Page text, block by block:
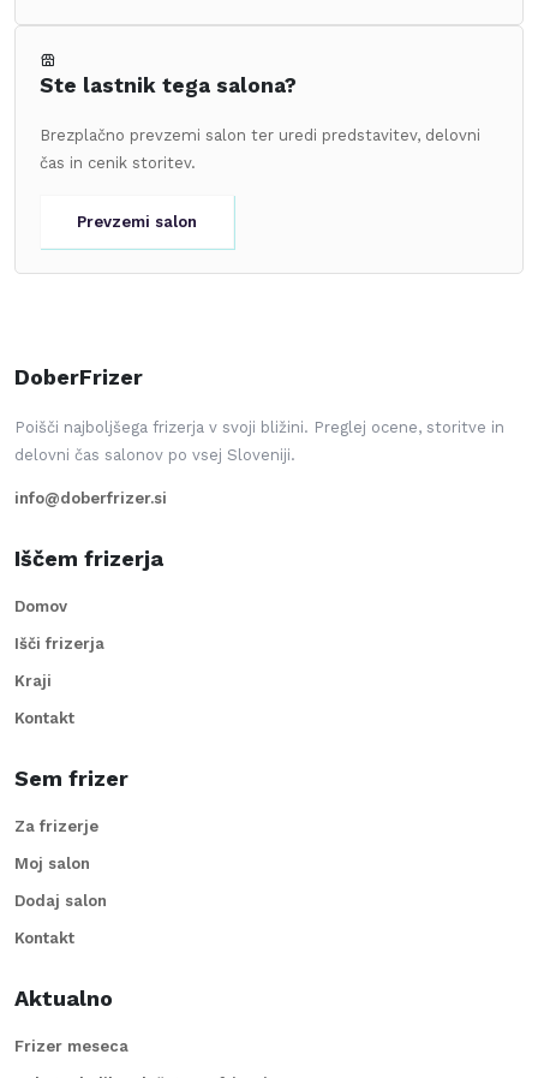
Ste lastnik tega salona?
Brezplačno prevzemi salon ter uredi predstavitev, delovni
čas in cenik storitev.
Prevzemi salon
DoberFrizer
Poišči najboljšega frizerja v svoji bližini. Preglej ocene, storitve in
delovni čas salonov po vsej Sloveniji.
info@doberfrizer.si
Iščem frizerja
Domov
Išči frizerja
Kraji
Kontakt
Sem frizer
Za frizerje
Moj salon
Dodaj salon
Kontakt
Aktualno
Frizer meseca